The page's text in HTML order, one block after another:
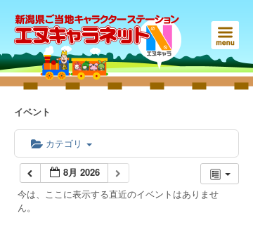
イベント
カテゴリ
8月 2026
今は、ここに表示する直近のイベントはありませ
ん。